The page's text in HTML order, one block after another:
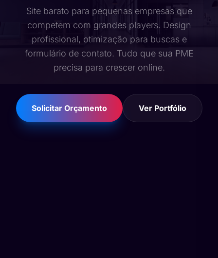
Site barato para pequenas empresas que
competem com grandes players. Design
profissional, otimização para buscas e
formulário de contato. Tudo que sua PME
precisa para crescer online.
Solicitar Orçamento Ver Portfólio